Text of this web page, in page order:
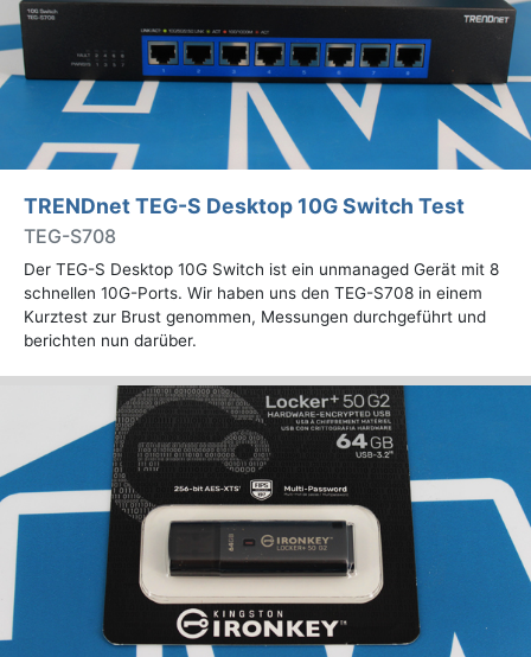
TRENDnet TEG-S Desktop 10G Switch Test
TEG-S708
Der TEG-S Desktop 10G Switch ist ein unmanaged Gerät mit 8
schnellen 10G-Ports. Wir haben uns den TEG-S708 in einem
Kurztest zur Brust genommen, Messungen durchgeführt und
berichten nun darüber.